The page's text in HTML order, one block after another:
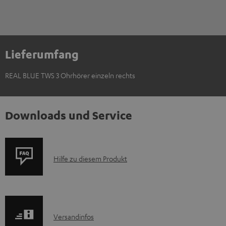
Lieferumfang
REAL BLUE TWS 3 Ohrhörer einzeln rechts
Downloads und Service
P
u
Hilfe zu diesem Produkt
I
Versandinfos